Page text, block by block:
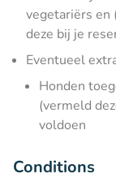
vegetariërs en
deze bij je
Eventueel
Honden
(vermeld
voldoen
Conditions